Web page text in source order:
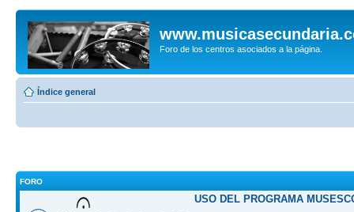
Foro de los centros asociados a la página.
Índice general
FORO
USO DEL PROGRAMA